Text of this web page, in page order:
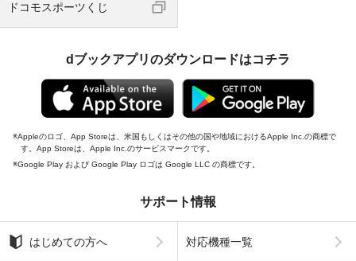
ドコモスポーツくじ
dブックアプリのダウンロードはコチラ
Appleのロゴ、App Storeは、米国もしくはその他の国や地域におけるApple Inc.の商標で
す。App Storeは、Apple Inc.のサービスマークです。
Google Play および Google Play ロゴは Google LLC の商標です。
サポート情報
はじめての方へ 対応機種一覧